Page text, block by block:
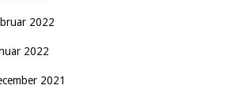
2022
2022
2021